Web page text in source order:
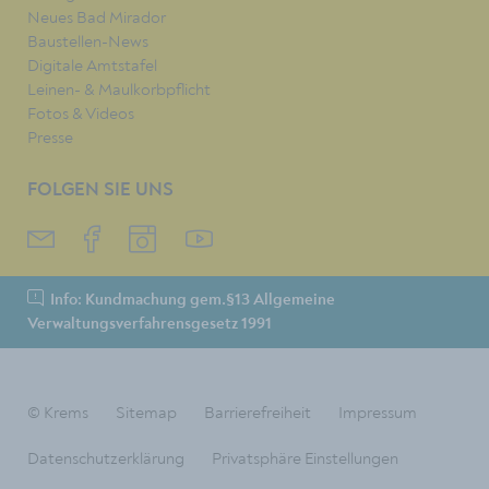
Neues Bad Mirador
Baustellen-News
Digitale Amtstafel
Leinen- & Maulkorbpflicht
Fotos & Videos
Presse
FOLGEN SIE UNS
Info: Kundmachung gem.§13 Allgemeine
Verwaltungsverfahrensgesetz 1991
© Krems Sitemap Barrierefreiheit Impressum
Datenschutzerklärung Privatsphäre Einstellungen